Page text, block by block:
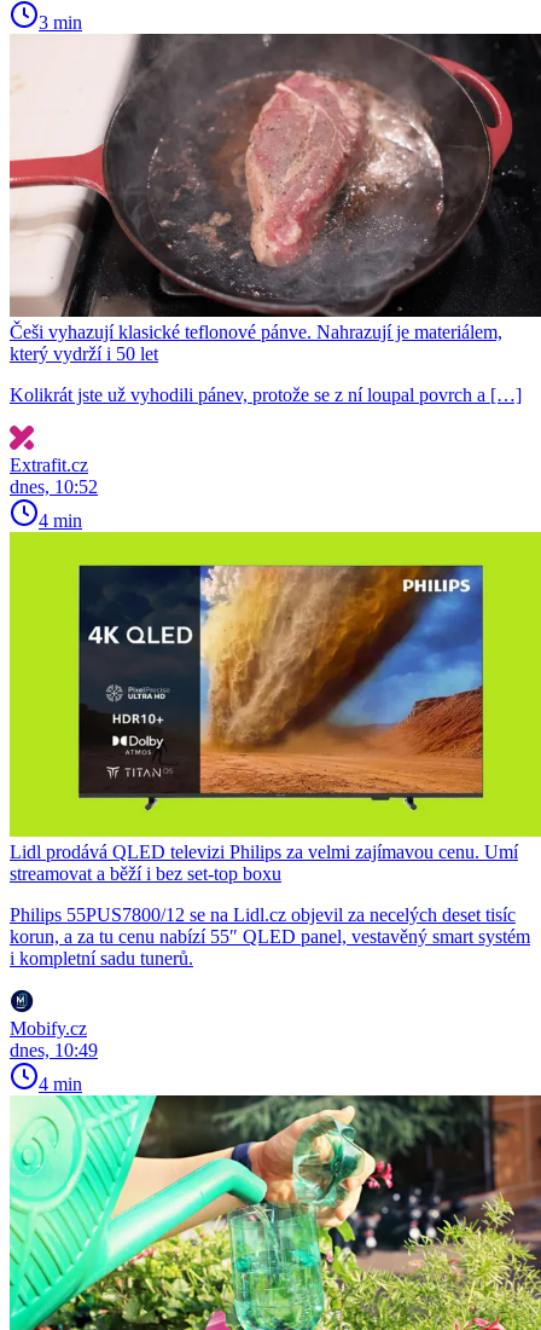
3 min
Češi vyhazují klasické teflonové pánve. Nahrazují je materiálem,
který vydrží i 50 let
Kolikrát jste už vyhodili pánev, protože se z ní loupal povrch a […]
Extrafit.cz
dnes, 10:52
4 min
Lidl prodává QLED televizi Philips za velmi zajímavou cenu. Umí
streamovat a běží i bez set-top boxu
Philips 55PUS7800/12 se na Lidl.cz objevil za necelých deset tisíc
korun, a za tu cenu nabízí 55″ QLED panel, vestavěný smart systém
i kompletní sadu tunerů.
Mobify.cz
dnes, 10:49
4 min